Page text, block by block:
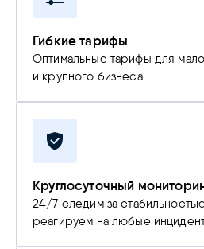
Гибкие тарифы
Оптимальные тарифы для
и крупного бизнеса
Круглосуточный
24/7 следим за
реагируем на любые